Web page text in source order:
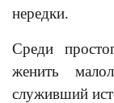
нередки.
Среди
женить
служивший